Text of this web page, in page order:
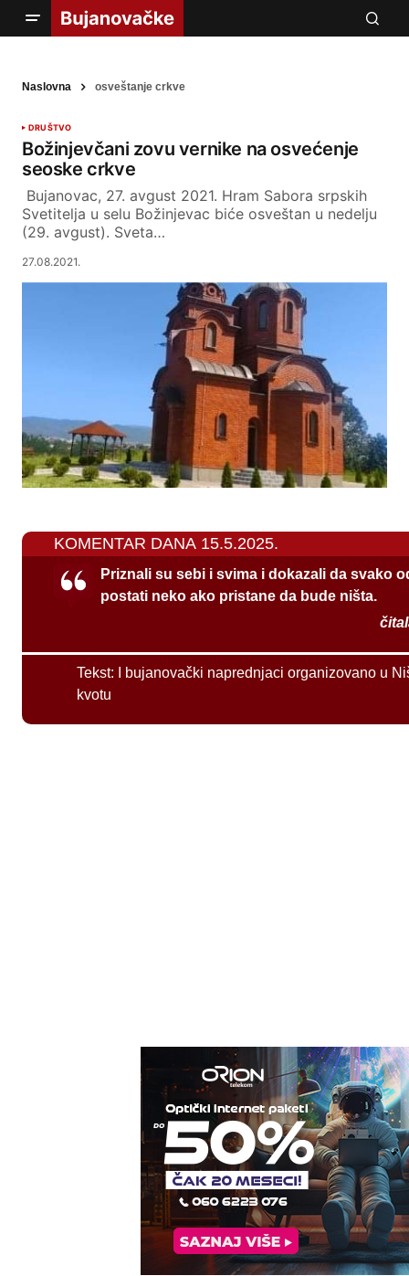
Naslovna osveštanje crkve
DRUŠTVO
Božinjevčani zovu vernike na osvećenje
seoske crkve
Bujanovac, 27. avgust 2021. Hram Sabora srpskih
Svetitelja u selu Božinjevac biće osveštan u nedelju
(29. avgust). Sveta…
27.08.2021.
KOMENTAR DANA 15.5.2025.
Priznali su sebi i svima i dokazali da svako
postati neko ako pristane da bude ništa.
Tekst:
I bujanovački naprednjaci organizovano u
kvotu